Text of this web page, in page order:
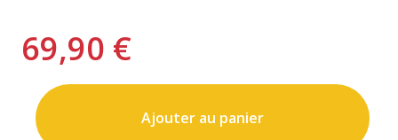
69,90 €
Ajouter au panier